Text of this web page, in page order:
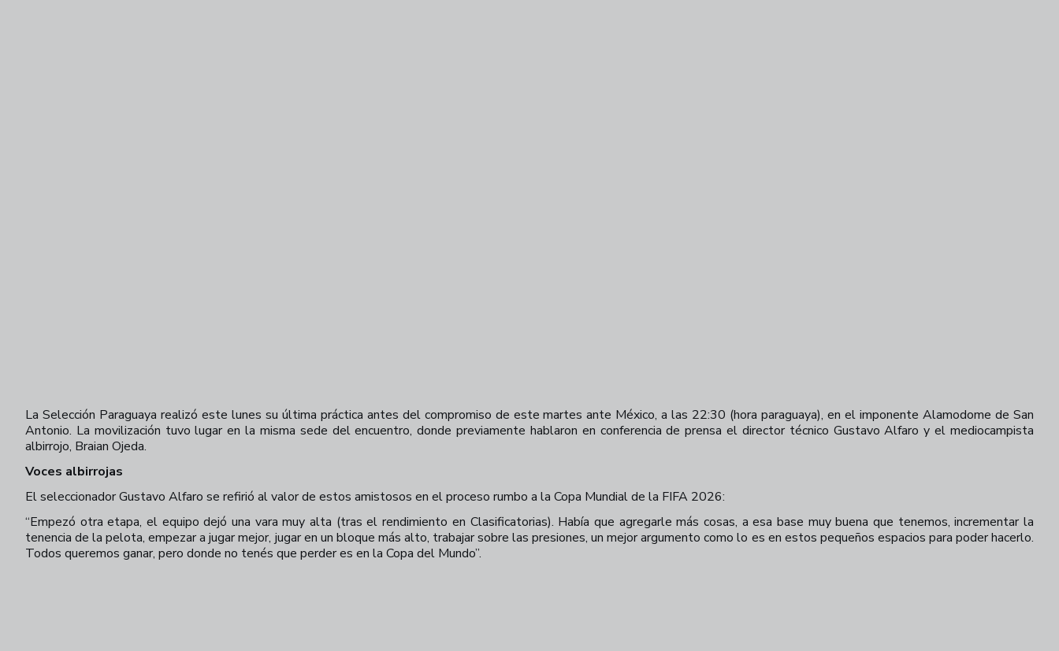
La Selección Paraguaya realizó este lunes su última práctica antes del compromiso de este martes ante México, a las 22:30 (hora paraguaya), en el imponente Alamodome de San
Antonio. La movilización tuvo lugar en la misma sede del encuentro, donde previamente hablaron en conferencia de prensa el director técnico Gustavo Alfaro y el mediocampista
albirrojo, Braian Ojeda.
Voces albirrojas
El seleccionador Gustavo Alfaro se refirió al valor de estos amistosos en el proceso rumbo a la Copa Mundial de la FIFA 2026:
“Empezó otra etapa, el equipo dejó una vara muy alta (tras el rendimiento en Clasificatorias). Había que agregarle más cosas, a esa base muy buena que tenemos, incrementar la
tenencia de la pelota, empezar a jugar mejor, jugar en un bloque más alto, trabajar sobre las presiones, un mejor argumento como lo es en estos pequeños espacios para poder hacerlo.
Todos queremos ganar, pero donde no tenés que perder es en la Copa del Mundo”.